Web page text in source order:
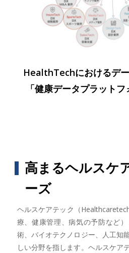
HealthTechにおけるデ
「健康データプラットフ
高まるヘルスケ
ーズ
ヘルスケアテック（
療、健康管理、病気の予防など
術、バイオテクノロジー、人工知
しい分野を指します。ヘルスケア